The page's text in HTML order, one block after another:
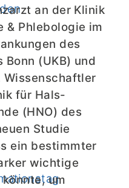
an der Klinik
& Phlebologie im
des
(UKB) und
Wissenschaftler
für Hals-
(HNO) des
Studie
ein bestimmter
wichtige
um